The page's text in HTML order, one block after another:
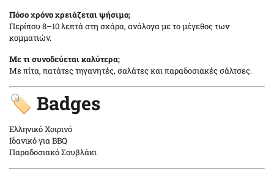
Πόσο χρόνο χρειάζεται ψήσιμο;
Περίπου 8–10 λεπτά στη σχάρα, ανάλογα με το μέγεθος των
κομματιών.
Με τι συνοδεύεται καλύτερα;
Με πίτα, πατάτες τηγανητές, σαλάτες και παραδοσιακές σάλτσες.
🏷️ Badges
Ελληνικό Χοιρινό
Ιδανικό για BBQ
Παραδοσιακό Σουβλάκι